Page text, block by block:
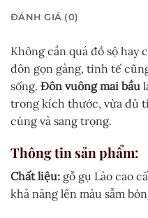
ĐÁNH GIÁ (0)
Không cần quá đồ sộ
đôn gọn gàng, tinh tế
sống. Đôn vuông mai bầu
trong kích thước, vừa đủ
cúng và sang trọng.
Thông tin sản phẩm:
Chất liệu: gỗ gụ Lào cao
khả năng lên màu sẫm